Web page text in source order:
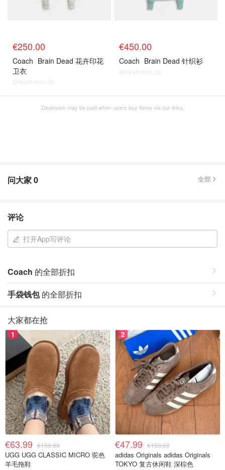
€250.00
Coach Brain Dead 花卉印花
卫衣
@dealmoon.de
€450.00
Coach Brain Dead 针织衫
@dealmoon.de
Dealmoon may be paid when users buy items via our links.
问大家0 全部
评论
打开App写评论
Coach 的全部折扣
手袋钱包的全部折扣
大家都在抢
1
€63.99 €159.99
UGG UGG CLASSIC MICRO 驼色
羊毛拖鞋
2
€47.99 €100.00
adidas Originals adidas Originals
TOKYO 复古休闲鞋 深棕色